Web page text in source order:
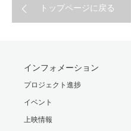
トップページに戻る
インフォメーション
プロジェクト進捗
イベント
上映情報